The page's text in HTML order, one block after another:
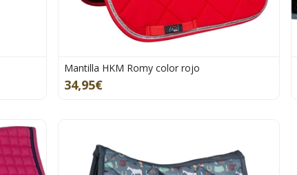
Mantilla HKM Romy color rojo
34,95€